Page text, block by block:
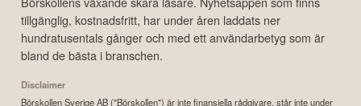
tillgänglig, kostnadsfritt, har under åren laddats ner
hundratusentals gånger och med ett användarbetyg som är
bland de bästa i branschen.
Disclaimer
Börskollen Sverige AB ("Börskollen") är inte finansiella rådgivare, står inte under